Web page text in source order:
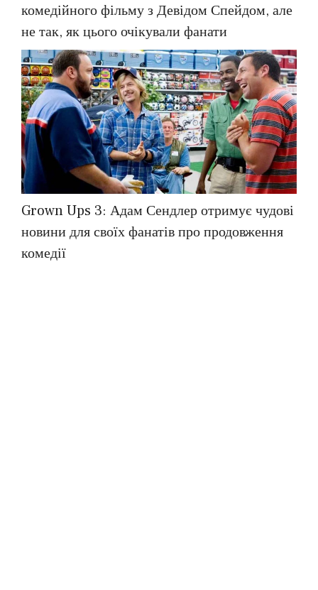
комедійного фільму з Девідом Спейдом, але
не так, як цього очікували фанати
Grown Ups 3: Адам Сендлер отримує чудові
новини для своїх фанатів про продовження
комедії